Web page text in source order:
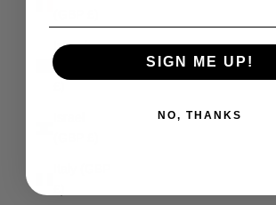
Isle of
Man (GBP
SIGN ME UP!
NO, THANKS